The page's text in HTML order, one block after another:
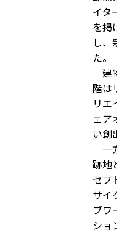
イタ
を掲
し、
た。
建
階は
リエ
ェア
い創
一
跡地
セプ
サイ
ブワ
ショ